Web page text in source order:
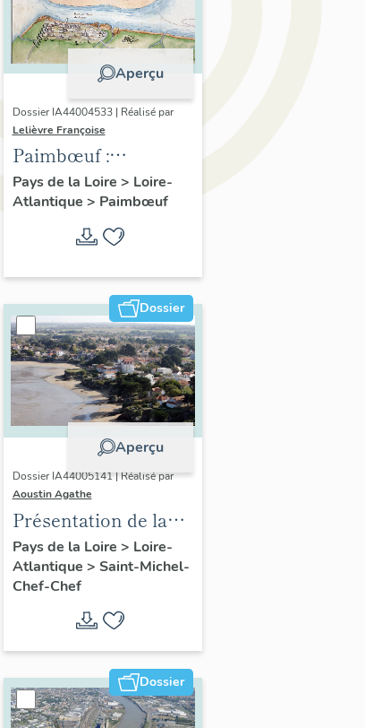
Aperçu
Dossier IA44004533 | Réalisé par
Lelièvre Françoise
Paimbœuf :
présentation de l'aire
d'étude
Pays de la Loire > Loire-
Atlantique > Paimbœuf
Dossier
Aperçu
Dossier IA44005141 | Réalisé par
Aoustin Agathe
Présentation de la
commune de Saint-
Michel-Chef-Chef
Pays de la Loire > Loire-
Atlantique > Saint-Michel-
Chef-Chef
Dossier